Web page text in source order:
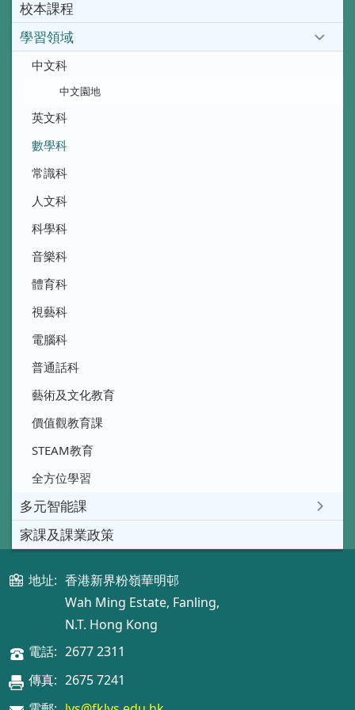
校本課程
學習領域
中文科
中文園地
英文科
數學科
常識科
人文科
科學科
音樂科
體育科
視藝科
電腦科
普通話科
藝術及文化教育
價值觀教育課
STEAM教育
全方位學習
多元智能課
家課及課業政策
地址: 香港新界粉嶺華明邨
Wah Ming Estate, Fanling,
N.T. Hong Kong
電話: 2677 2311
傳真: 2675 7241